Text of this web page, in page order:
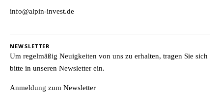
info@alpin-invest.de
NEWSLETTER
Um regelmäßig Neuigkeiten von uns zu erhalten, tragen Sie sich
bitte in unseren Newsletter ein.
Anmeldung zum Newsletter